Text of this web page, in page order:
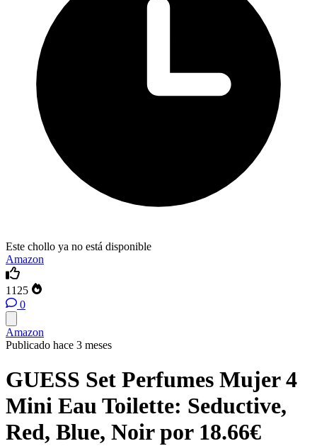
Este chollo ya no está disponible
Amazon
1125
0
Amazon
Publicado hace 3 meses
GUESS Set Perfumes Mujer 4
Mini Eau Toilette: Seductive,
Red, Blue, Noir por 18.66€